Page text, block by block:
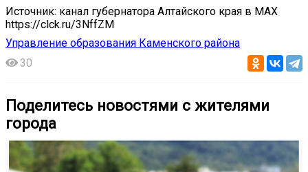
Источник: канал губернатора Алтайского края в МАХ
https://clck.ru/3NffZM
Управление образования Каменского района
30
Поделитесь новостями с жителями
города